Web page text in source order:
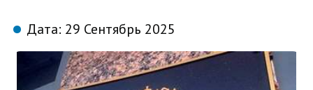
Дата: 29 Сентябрь 2025